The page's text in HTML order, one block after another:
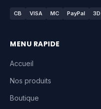
CB VISA MC PayPal
MENU RAPIDE
Accueil
Nos produits
Boutique